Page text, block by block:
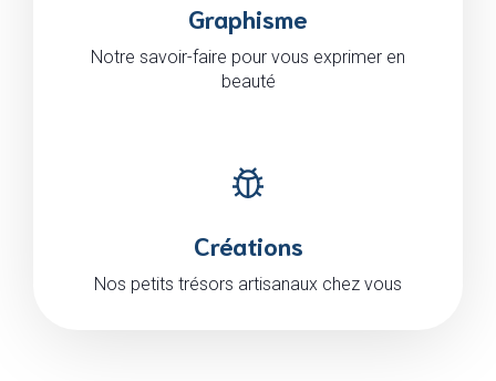
Graphisme
Notre savoir-faire pour vous exprimer en
beauté
Créations
Nos petits trésors artisanaux chez vous